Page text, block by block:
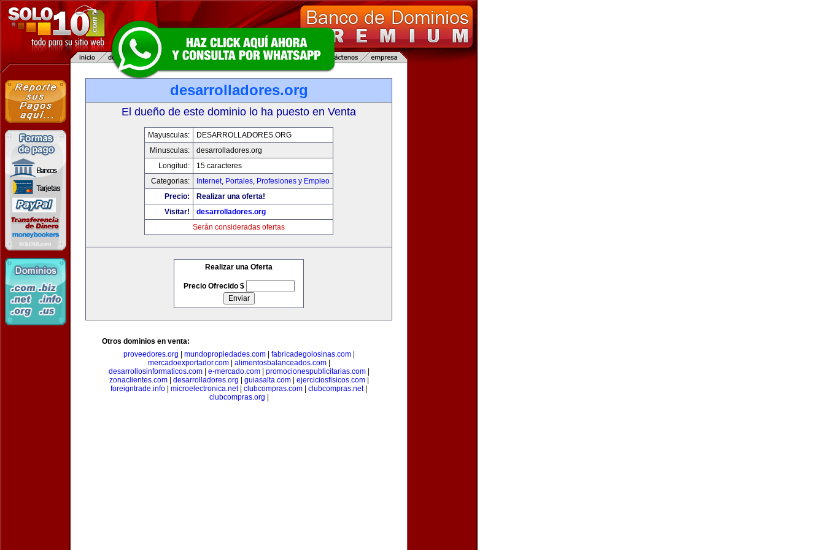
desarrolladores.org
El dueño de este dominio lo ha puesto en Venta
Mayusculas:
DESARROLLADORES.ORG
Minusculas:
desarrolladores.org
Longitud:
15 caracteres
Categorias:
Internet, Portales, Profesiones y Empleo
Precio:
Realizar una oferta!
Visitar!
desarrolladores.org
Serán consideradas ofertas
Realizar una Oferta
Precio Ofrecido $
Otros dominios en venta:
proveedores.org
mundopropiedades.com| fabricadegolosinas.com|
mercadoexportador.com| alimentosbalanceados.com|
desarrollosinformaticos.com| e-mercado.com| promocionespublicitarias.com|
zonaclientes.com| desarrolladores.org guiasalta.com| ejerciciosfisicos.com|
foreigntrade.info
microelectronica.net| clubcompras.com clubcompras.net|
clubcompras.org